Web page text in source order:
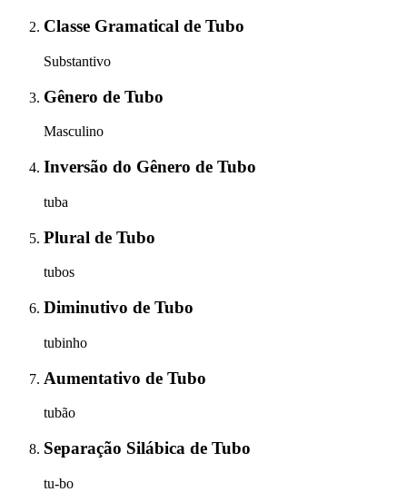
Classe Gramatical de Tubo
Substantivo
Gênero de Tubo
Masculino
Inversão do Gênero de Tubo
tuba
Plural de Tubo
tubos
Diminutivo de Tubo
tubinho
Aumentativo de Tubo
tubão
Separação Silábica de Tubo
tu-bo